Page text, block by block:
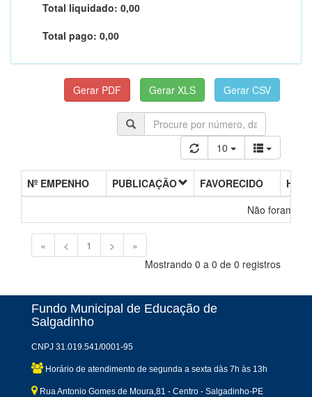
Total liquidado: 0,00
Total pago: 0,00
10
Nº EMPENHO PUBLICAÇÃO FAVORECIDO
Não foram
« < 1 >
»
Mostrando 0 a 0 de 0 registros
Fundo Municipal de Educação de
Salgadinho
CNPJ 31.019.541/0001-95
Horário de atendimento de segunda a sexta dàs 7h às 13h
Rua Antonio Gomes de Moura,81 - Centro - Salgadinho-PE